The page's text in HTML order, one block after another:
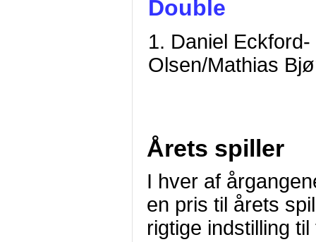
Double
1. Daniel Eckford-
Olsen/Mathias
Årets spiller
I hver af
en pris til årets
rigtige indstilling